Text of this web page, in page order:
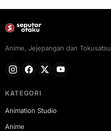
Anime, Jejepangan dan Tokusatsu
KATEGORI
Animation Studio
Anime